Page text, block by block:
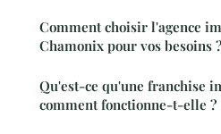
Comment choisir l'agence
Chamonix pour vos besoins ?
Qu'est-ce qu'une franchise
comment fonctionne-t-elle ?